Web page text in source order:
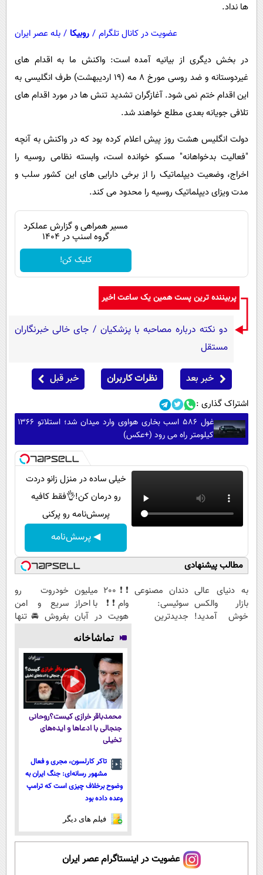
ها نداد.
عضویت در کانال تلگرام / روبیکا / بله عصر ایران
در بخش دیگری از بیانیه آمده است: واکنش ما به اقدام های
غیردوستانه و ضد روسی مورخ ۸ مه (۱۹ اردیبهشت) طرف انگلیسی به
این اقدام ختم نمی شود. آغازگران تشدید تنش ها در مورد اقدام های
تلافی جویانه بعدی مطلع خواهند شد.
دولت انگلیس هشت روز پیش اعلام کرده بود که در واکنش به آنچه
"فعالیت بدخواهانه" مسکو خوانده است، وابسته نظامی روسیه را
اخراج، وضعیت دیپلماتیک را از برخی دارایی های این کشور سلب و
مدت ویزای دیپلماتیک روسیه را محدود می کند.
مسیر همراهی و گزارش عملکرد
گروه اسنپ در ۱۴۰۴
کلیک کن!
پربیننده ترین پست همین یک ساعت اخیر
دو نکته درباره مصاحبه با پزشکیان / جای خالی خبرنگاران
مستقل
خبر بعد نظرات کاربران خبر قبل
اشتراک گذاری :
غول 586 اسب بخاری هواوی وارد میدان شد؛ استلاتو 1366
کیلومتر راه می رود (+عکس)
خیلی ساده در منزل زانو دردت
رو درمان کن!👌فقط کافیه
پرسش‌نامه رو پرکنی
◀ پرسش‌نامه
مطالب پیشنهادی
به دنیای عالی
بازار والکس
خوش آمدید!
دندان مصنوعی
سوئیسی:
جدیدترین
❗❗200 میلیون
وام❗❗ با احراز
هویت در آبان
خودروت رو
سریع و امن
بفروش 🚘 تنها
تماشاخانه
محمدباقر خرازی کیست؟روحانی
جنجالی با ادعاها و ایده‌های
تخیلی
تاکر کارلسون، مجری و فعال
مشهور رسانه‌ای: جنگ ایران به
وضوح برخلاف چیزی است که ترامپ
وعده داده بود
فیلم های دیگر
عضویت در اینستاگرام عصر ایران